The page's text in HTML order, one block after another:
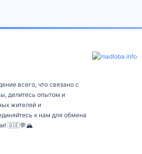
всего, что связано с
делитесь опытом и
жителей и
к нам для обмена
🇬🇪💬🏔️